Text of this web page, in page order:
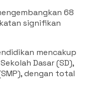
68
signifikan
mencakup
Dasar (SD),
dengan total